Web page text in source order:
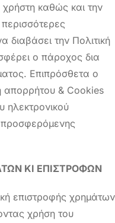
καθώς και την
διαβάσει την Πολιτική
ο πάροχος δια
Επιπρόσθετα ο
απορρήτου & Cookies
ηλεκτρονικού
προσφερόμενης
ΚΙ ΕΠΙΣΤΡΟΦΩΝ
επιστροφής χρημάτων
χρήση του